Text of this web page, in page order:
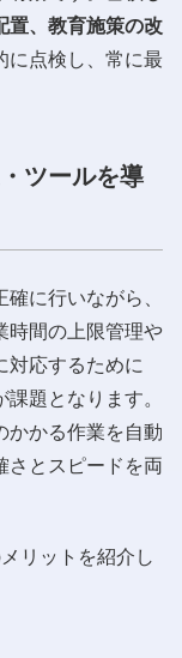
置、教育施策の改
に点検し、常に最
ツールを導
に行いながら、
時間の上限管理や
対応するために
題となります。
かかる作業を自動
さとスピードを両
リットを紹介し